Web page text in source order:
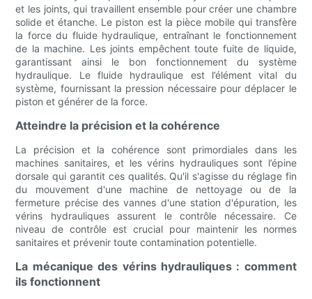
et les joints, qui travaillent ensemble pour créer une chambre
solide et étanche. Le piston est la pièce mobile qui transfère
la force du fluide hydraulique, entraînant le fonctionnement
de la machine. Les joints empêchent toute fuite de liquide,
garantissant ainsi le bon fonctionnement du système
hydraulique. Le fluide hydraulique est l’élément vital du
système, fournissant la pression nécessaire pour déplacer le
piston et générer de la force.
Atteindre la précision et la cohérence
La précision et la cohérence sont primordiales dans les
machines sanitaires, et les vérins hydrauliques sont l’épine
dorsale qui garantit ces qualités. Qu'il s'agisse du réglage fin
du mouvement d'une machine de nettoyage ou de la
fermeture précise des vannes d'une station d'épuration, les
vérins hydrauliques assurent le contrôle nécessaire. Ce
niveau de contrôle est crucial pour maintenir les normes
sanitaires et prévenir toute contamination potentielle.
La mécanique des vérins hydrauliques : comment
ils fonctionnent